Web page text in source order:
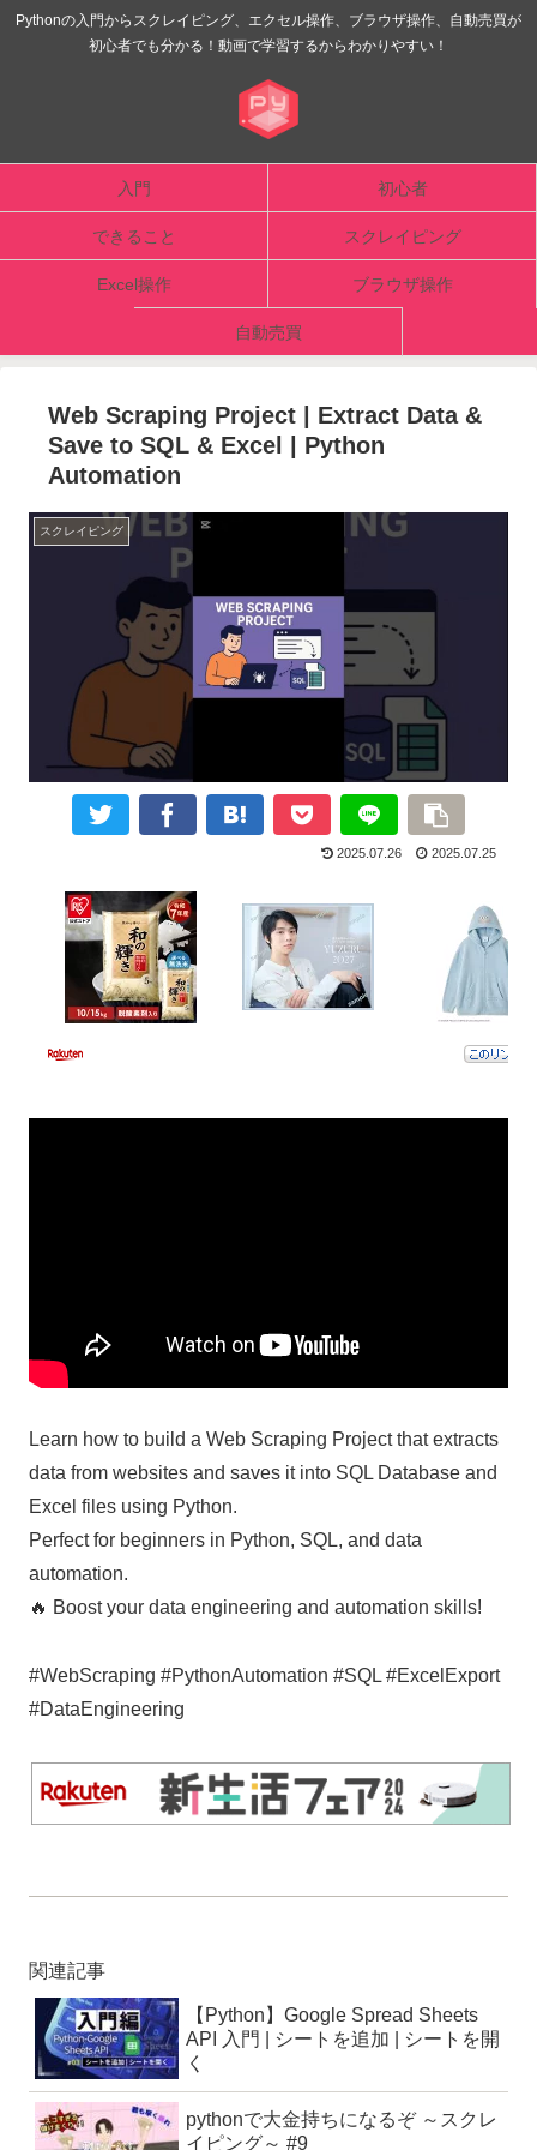
Pythonの入門からスクレイピング、エクセル操作、ブラウザ操作、自動売買が
初心者でも分かる！動画で学習するからわかりやすい！
入門 初心者
できること スクレイピング
Excel操作 ブラウザ操作
自動売買
Web Scraping Project | Extract Data &
Save to SQL & Excel | Python
Automation
スクレイピング
2025.07.26 2025.07.25
Learn how to build a Web Scraping Project that extracts
data from websites and saves it into SQL Database and
Excel files using Python.
Perfect for beginners in Python, SQL, and data
automation.
🔥 Boost your data engineering and automation skills!
#WebScraping #PythonAutomation #SQL #ExcelExport
#DataEngineering
関連記事
【Python】Google Spread Sheets
API 入門 | シートを追加 | シートを開
く
pythonで大金持ちになるぞ ～スクレ
イピング～ #9